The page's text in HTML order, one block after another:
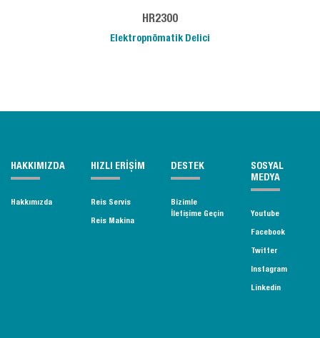
HR2300
Elektropnömatik Delici
HAKKIMIZDA
Hakkımızda
HIZLI ERİŞİM
Reis Servis
Reis Makina
DESTEK
Bizimle
İletişime Geçin
SOSYAL
MEDYA
Youtube
Facebook
Twitter
Instagram
Linkedin